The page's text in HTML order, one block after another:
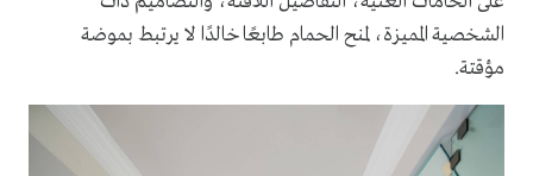
الشخصية المميزة، لمنح الحمام طابعًا خالدًا لا يرتبط بموضة
مؤقتة.